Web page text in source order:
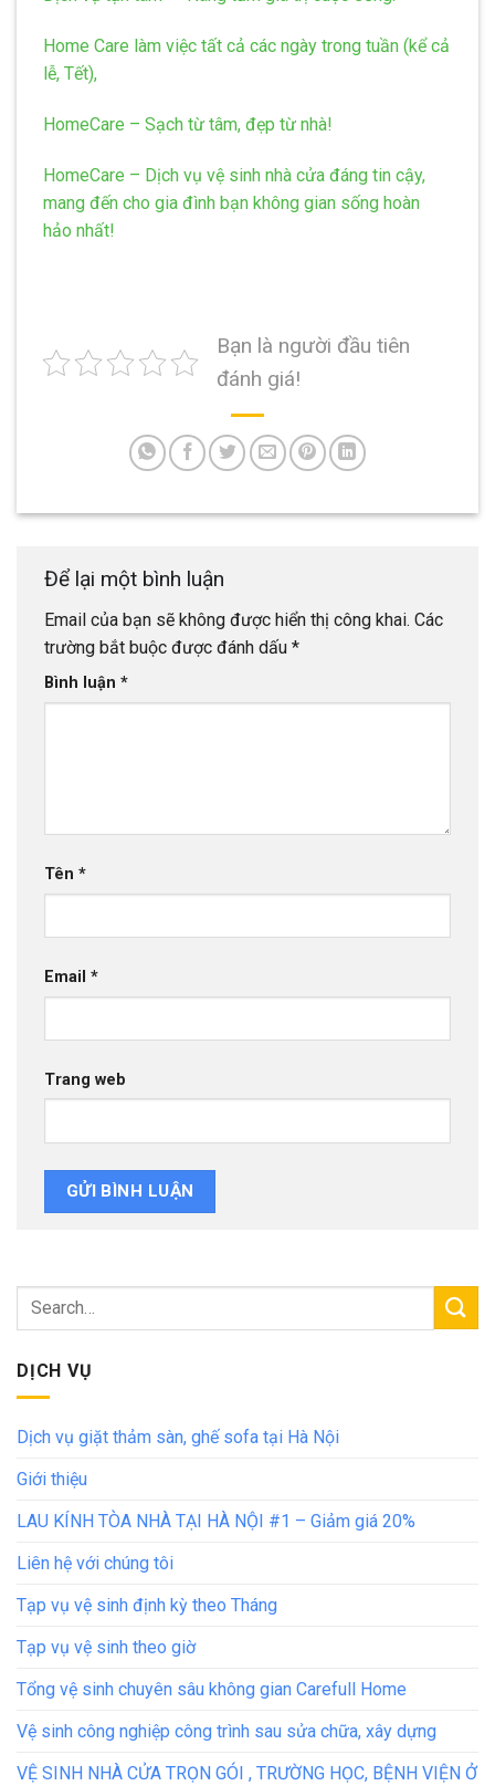
Home Care làm việc tất cả các ngày trong tuần (kể cả
lễ, Tết),
HomeCare – Sạch từ tâm, đẹp từ nhà!
HomeCare – Dịch vụ vệ sinh nhà cửa đáng tin cậy,
mang đến cho gia đình bạn không gian sống hoàn
hảo nhất!
Bạn là người đầu tiên
đánh giá!
Để lại một bình luận
Email của bạn sẽ không được hiển thị công khai. Các
trường bắt buộc được đánh dấu *
Bình luận *
Tên *
Email *
Trang web
DỊCH VỤ
Dịch vụ giặt thảm sàn, ghế sofa tại Hà Nội
Giới thiệu
LAU KÍNH TÒA NHÀ TẠI HÀ NỘI #1 – Giảm giá 20%
Liên hệ với chúng tôi
Tạp vụ vệ sinh định kỳ theo Tháng
Tạp vụ vệ sinh theo giờ
Tổng vệ sinh chuyên sâu không gian Carefull Home
Vệ sinh công nghiệp công trình sau sửa chữa, xây dựng
VỆ SINH NHÀ CỬA TRỌN GÓI , TRƯỜNG HỌC, BỆNH VIỆN Ở